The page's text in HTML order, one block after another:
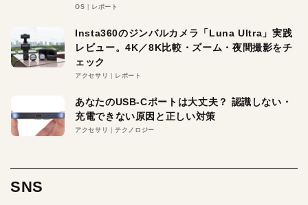
OS レポート
Insta360のジンバルカメラ「Luna Ultra」実践
レビュー。4K／8K比較・ズーム・夜間撮影をチ
ェック
アクセサリ レポート
あなたのUSB-Cポートは大丈夫？ 認識しない・
充電できない原因と正しい対策
アクセサリ テクノロジー
SNS